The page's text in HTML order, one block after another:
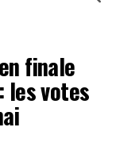
finale
les votes